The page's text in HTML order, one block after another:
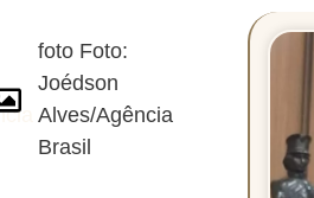
foto Foto:
Joédson
Alves/Agência
Brasil